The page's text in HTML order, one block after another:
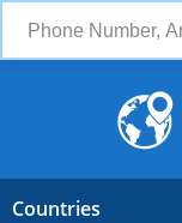
Countries